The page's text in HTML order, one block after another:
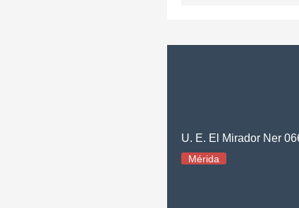
U. E. El Mirador Ner
Mérida